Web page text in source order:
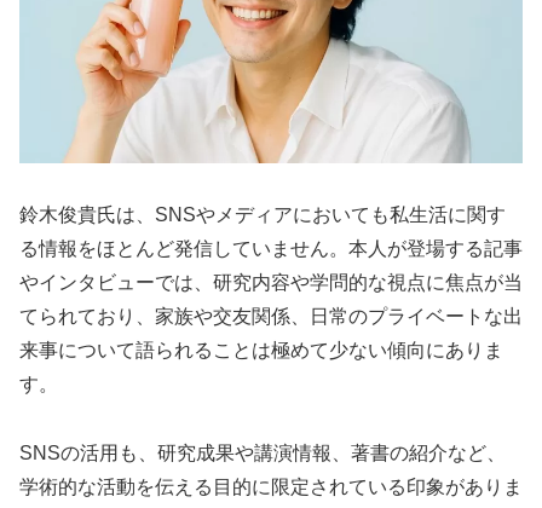
鈴木俊貴氏は、SNSやメディアにおいても私生活に関す
る情報をほとんど発信していません。本人が登場する記事
やインタビューでは、研究内容や学問的な視点に焦点が当
てられており、家族や交友関係、日常のプライベートな出
来事について語られることは極めて少ない傾向にありま
す。
SNSの活用も、研究成果や講演情報、著書の紹介など、
学術的な活動を伝える目的に限定されている印象がありま